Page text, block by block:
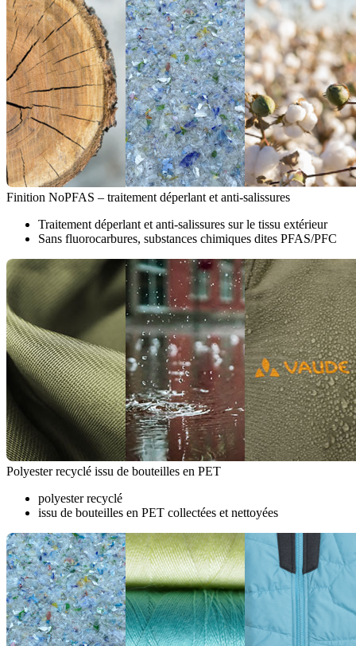
Finition NoPFAS – traitement déperlant et anti-salissures
Traitement déperlant et anti-salissures sur le tissu extérieur
Sans fluorocarbures, substances chimiques dites PFAS/PFC
Polyester recyclé issu de bouteilles en PET
polyester recyclé
issu de bouteilles en PET collectées et nettoyées